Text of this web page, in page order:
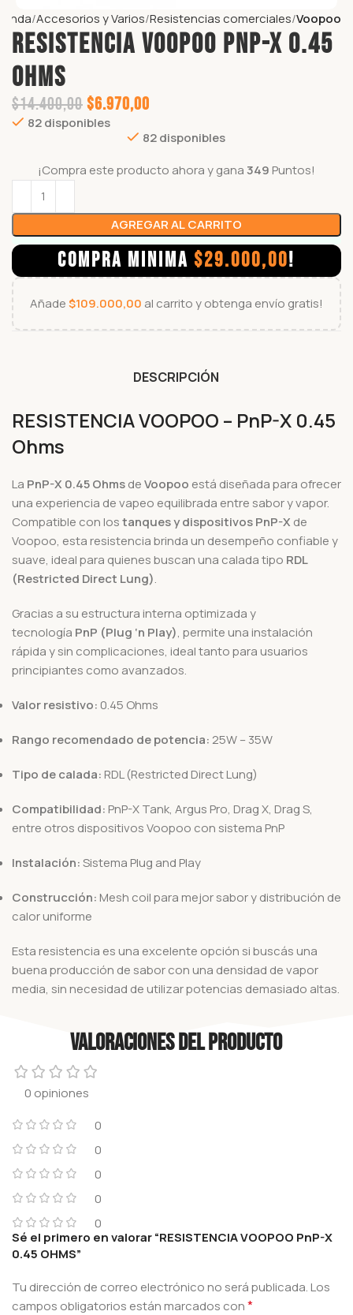
Accesorios y Varios Resistencias comerciales Voopoo
RESISTENCIA VOOPOO PnP-X 0.45
OHMS
$14.400,00$6.970,00
82 disponibles
82 disponibles
¡Compra este producto ahora y gana349 Puntos!
AGREGAR AL CARRITO
COMPRA MINIMA $29.000,00!
Añade$109.000,00 al carrito y obtenga envío gratis!
DESCRIPCIÓN
RESISTENCIA VOOPOO – PnP-X 0.45
Ohms
La PnP-X 0.45 OhmsdeVoopoo está diseñada para ofrecer
una experiencia de vapeo equilibrada entre sabor y vapor.
Compatible con lostanques y dispositivos PnP-X de
Voopoo, esta resistencia brinda un desempeño confiable y
suave, ideal para quienes buscan una calada tipo RDL
(Restricted Direct Lung).
Gracias a su estructura interna optimizada y
tecnología PnP (Plug ‘n Play), permite una instalación
rápida y sin complicaciones, ideal tanto para usuarios
principiantes como avanzados.
Valor resistivo: 0.45 Ohms
Rango recomendado de potencia: 25W – 35W
Tipo de calada: RDL (Restricted Direct Lung)
Compatibilidad: PnP-X Tank, Argus Pro, Drag X, Drag S,
entre otros dispositivos Voopoo con sistema PnP
Instalación:Sistema Plug and Play
Construcción: Mesh coil para mejor sabor y distribución de
calor uniforme
Esta resistencia es una excelente opción si buscás una
buena producción de sabor con una densidad de vapor
media, sin necesidad de utilizar potencias demasiado altas.
Valoraciones del producto
0 opiniones
0
0
0
0
0
Sé el primero en valorar “RESISTENCIA VOOPOO PnP-X
0.45 OHMS”
Tu dirección de correo electrónico no será publicada.Los
campos obligatorios están marcados con*